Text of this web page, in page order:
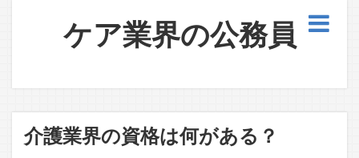
ケア業界の公務員
介護業界の資格は何がある？